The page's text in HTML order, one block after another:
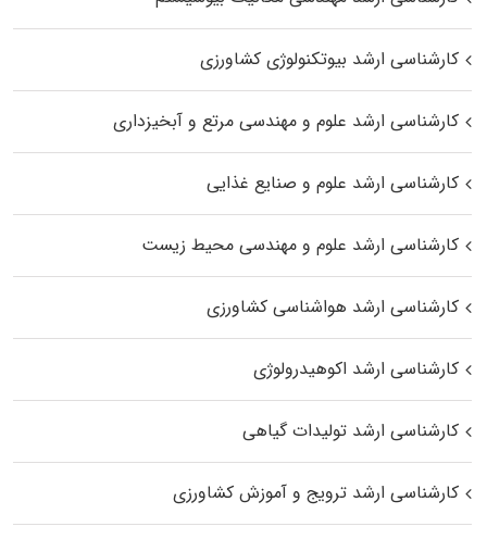
کارشناسی ارشد بیوتکنولوژی کشاورزی
کارشناسی ارشد علوم و مهندسی مرتع و آبخیزداری
کارشناسی ارشد علوم و صنایع غذایی
کارشناسی ارشد علوم و مهندسی محیط زیست
کارشناسی ارشد هواشناسی کشاورزی
کارشناسی ارشد اکوهیدرولوژی
کارشناسی ارشد تولیدات گیاهی
کارشناسی ارشد ترویج و آموزش کشاورزی